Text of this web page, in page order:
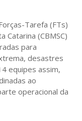
Tarefa (FTs)
Catarina (CBMSC)
para
desastres
equipes assim,
ao
operacional da